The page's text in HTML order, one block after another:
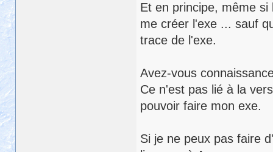
Et en principe, même
me créer l'exe ... sauf
trace de l'exe.
Avez-vous
Ce n'est pas lié à la
pouvoir faire mon exe.
Si je ne peux pas faire